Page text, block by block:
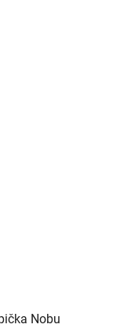
Nobu